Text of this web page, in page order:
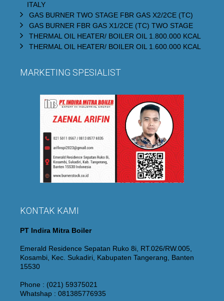
ITALY
GAS BURNER TWO STAGE FBR GAS X2/2CE (TC)
GAS BURNER FBR GAS X1/2CE (TC) TWO STAGE
THERMAL OIL HEATER/ BOILER OIL 1.800.000 KCAL
THERMAL OIL HEATER/ BOILER OIL 1.600.000 KCAL
MARKETING SPESIALIST
KONTAK KAMI
PT Indira Mitra Boiler
Emerald Residence Sepatan Ruko 8i, RT.026/RW.005,
Kosambi, Kec. Sukadiri, Kabupaten Tangerang, Banten
15530
Phone : (021) 59375021
Whatshap : 081385776935